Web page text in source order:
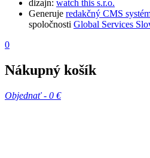
dizajn: watch this s.r.o.
Generuje redakčný CMS
spoločnosti Global Services
0
Nákupný košík
Objednať - 0 €